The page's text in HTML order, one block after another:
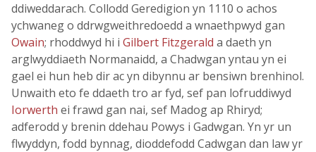
ddiweddarach. Collodd Geredigion yn 1110 o achos
ychwaneg o ddrwgweithredoedd a wnaethpwyd gan
Owain; rhoddwyd hi i Gilbert Fitzgerald a daeth yn
arglwyddiaeth Normanaidd, a Chadwgan yntau yn ei
gael ei hun heb dir ac yn dibynnu ar bensiwn brenhinol.
Unwaith eto fe ddaeth tro ar fyd, sef pan lofruddiwyd
Iorwerth ei frawd gan nai, sef Madog ap Rhiryd;
adferodd y brenin ddehau Powys i Gadwgan. Yn yr un
flwyddyn, fodd bynnag, dioddefodd Cadwgan dan law yr